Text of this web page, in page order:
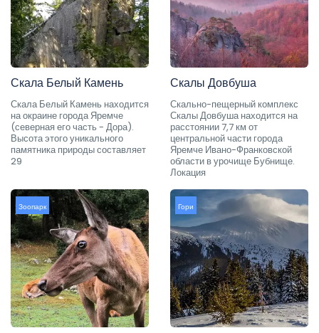
Скала Белый Камень
Скала Белый Камень находится
на окраине города Яремче
(северная его часть - Дора).
Высота этого уникального
памятника природы составляет
29
Скалы Довбуша
Скально-пещерный комплекс
Скалы Довбуша находится на
расстоянии 7,7 км от
центральной части города
Яремче Ивано-Франковской
области в урочище Бубнище.
Локация
Зоопарк Гори